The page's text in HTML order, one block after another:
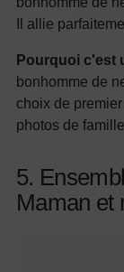
Il allie
Pourquoi c'est
bonhomme de
choix de
photos de
5.
Maman et